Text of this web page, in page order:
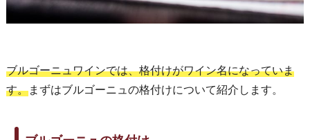
ブルゴーニュワインでは、格付けがワイン名になっていま
す。まずはブルゴーニュの格付けについて紹介します。